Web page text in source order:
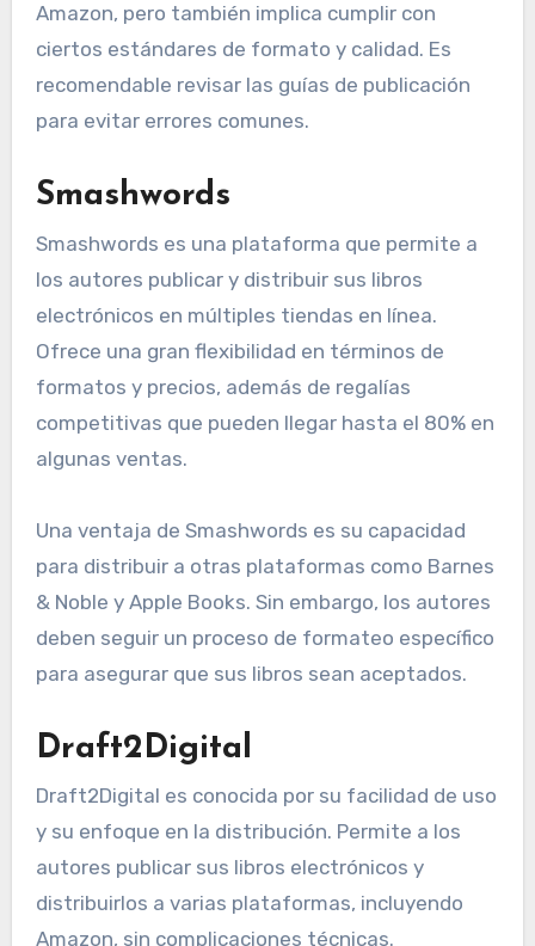
Amazon, pero también implica cumplir con
ciertos estándares de formato y calidad. Es
recomendable revisar las guías de publicación
para evitar errores comunes.
Smashwords
Smashwords es una plataforma que permite a
los autores publicar y distribuir sus libros
electrónicos en múltiples tiendas en línea.
Ofrece una gran flexibilidad en términos de
formatos y precios, además de regalías
competitivas que pueden llegar hasta el 80% en
algunas ventas.
Una ventaja de Smashwords es su capacidad
para distribuir a otras plataformas como Barnes
& Noble y Apple Books. Sin embargo, los autores
deben seguir un proceso de formateo específico
para asegurar que sus libros sean aceptados.
Draft2Digital
Draft2Digital es conocida por su facilidad de uso
y su enfoque en la distribución. Permite a los
autores publicar sus libros electrónicos y
distribuirlos a varias plataformas, incluyendo
Amazon, sin complicaciones técnicas.